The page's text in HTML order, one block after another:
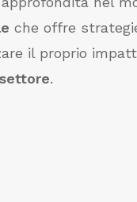
che offre
il proprio
.